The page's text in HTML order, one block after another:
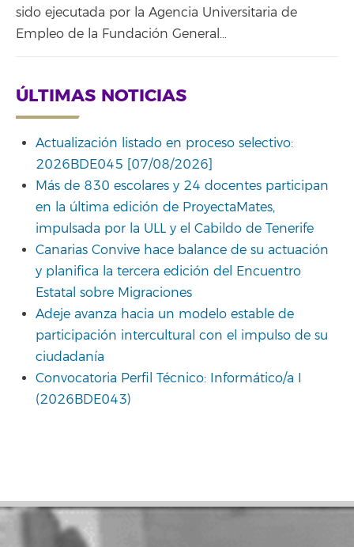
sido ejecutada por la Agencia Universitaria de
Empleo de la Fundación General…
ÚLTIMAS NOTICIAS
Actualización listado en proceso selectivo:
2026BDE045 [07/08/2026]
Más de 830 escolares y 24 docentes participan
en la última edición de ProyectaMates,
impulsada por la ULL y el Cabildo de Tenerife
Canarias Convive hace balance de su actuación
y planifica la tercera edición del Encuentro
Estatal sobre Migraciones
Adeje avanza hacia un modelo estable de
participación intercultural con el impulso de su
ciudadanía
Convocatoria Perfil Técnico: Informático/a I
(2026BDE043)